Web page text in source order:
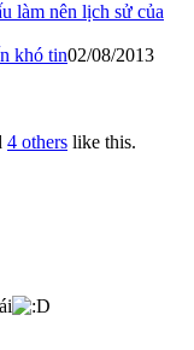
làm nên lịch sử của
khó tin02/08/2013
4 others like this.